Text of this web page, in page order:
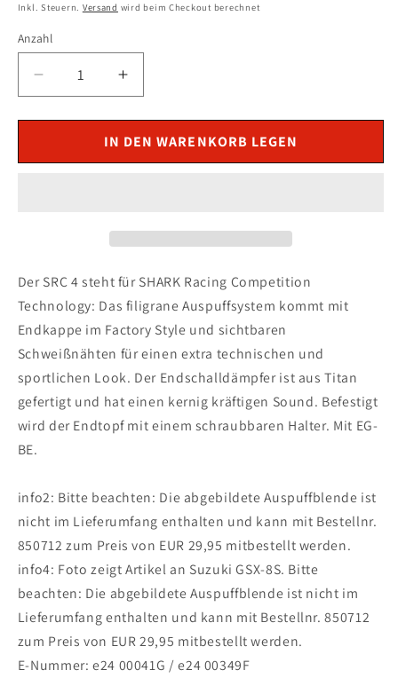
Inkl. Steuern. Versand wird beim Checkout berechnet
Anzahl
Verringere
die
Menge
SHARK
für
SUZUKI
GSX-
8R
2024-
2024
Erhöhe
die
Menge
für
SHARK
für
SUZUKI
GSX-
8R
2024-
2024
IN DEN WARENKORB LEGEN
Der SRC 4 steht für SHARK Racing Competition
Technology: Das filigrane Auspuffsystem kommt mit
Endkappe im Factory Style und sichtbaren
Schweißnähten für einen extra technischen und
sportlichen Look. Der Endschalldämpfer ist aus Titan
gefertigt und hat einen kernig kräftigen Sound. Befestigt
wird der Endtopf mit einem schraubbaren Halter. Mit EG-
BE.
info2: Bitte beachten: Die abgebildete Auspuffblende ist
nicht im Lieferumfang enthalten und kann mit Bestellnr.
850712 zum Preis von EUR 29,95 mitbestellt werden.
info4: Foto zeigt Artikel an Suzuki GSX-8S. Bitte
beachten: Die abgebildete Auspuffblende ist nicht im
Lieferumfang enthalten und kann mit Bestellnr. 850712
zum Preis von EUR 29,95 mitbestellt werden.
E-Nummer: e24 00041G / e24 00349F